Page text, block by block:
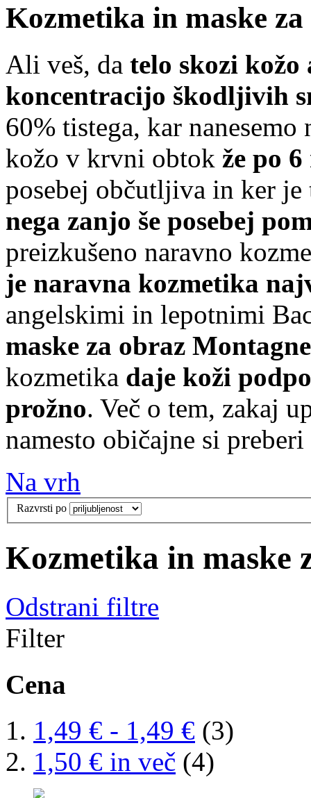
Kozmetika in maske
Ali veš, da telo skozi
koncentracijo škodljivih
60% tistega, kar
kožo v krvni obtok že po
posebej občutljiva in ker
nega zanjo še posebej
preizkušeno naravno
je naravna kozmetika
angelskimi in lepotnimi
maske za obraz
kozmetika daje koži
prožno. Več o tem, zakaj
namesto običajne si preberi
Na vrh
Razvrsti po
Kozmetika in maske
Odstrani filtre
Filter
Cena
1,49 € - 1,49 € (3)
1,50 € in več (4)